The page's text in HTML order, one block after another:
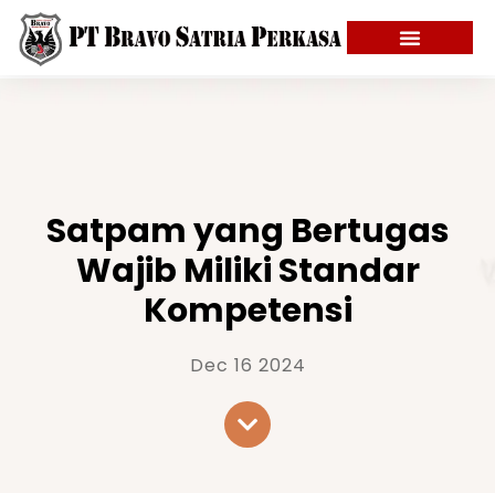
Satpam yang Bertugas
Wajib Miliki Standar
Kompetensi
Dec 16 2024